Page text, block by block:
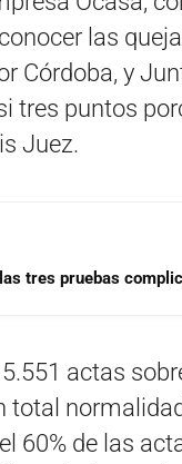
las
Córdoba, y
tres puntos
Juez.
tres pruebas
actas
total
60% de las